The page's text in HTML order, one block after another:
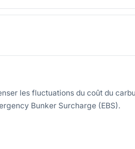
les fluctuations du coût du
Bunker Surcharge (EBS).